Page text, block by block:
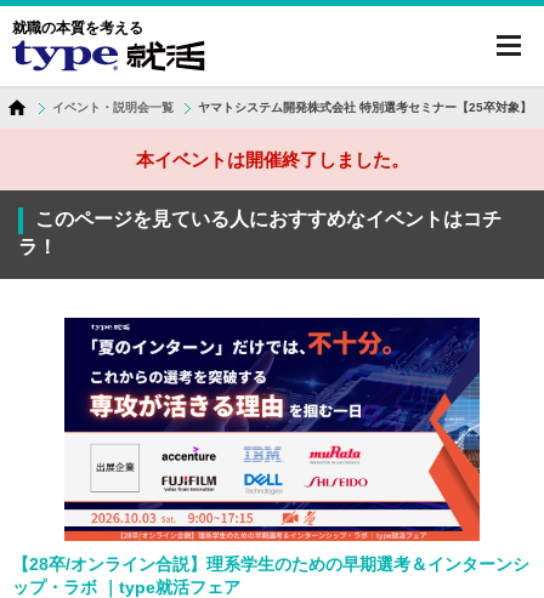
就職の本質を考える
イベント・説明会一覧 ヤマトシステム開発株式会社 特別選考セミナー【25卒対象】
本イベントは開催終了しました。
このページを見ている人におすすめなイベントはコチ
ラ！
【28卒/オンライン合説】理系学生のための早期選考＆インターンシ
ップ・ラボ ｜type就活フェア